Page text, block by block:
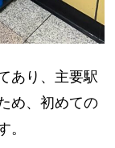
あり、主要駅
め、初めての
。